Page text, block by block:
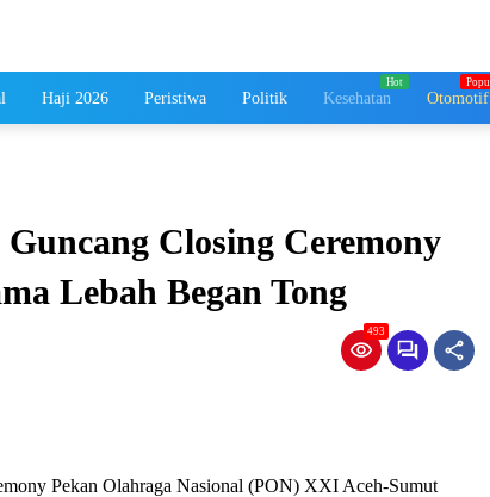
Haji 2026 Peristiwa Politik Kesehatan Otomotif
Closing Ceremony
Lebah Began Tong
493
Pekan Olahraga Nasional (PON) XXI Aceh-Sumut